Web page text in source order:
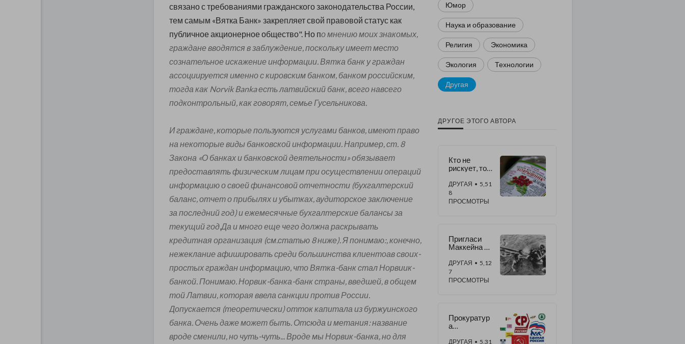
связано с требованиями гражданского законодательства России,
тем самым «Вятка Банк» закрепляет свой правовой статус как
публичное акционерное общество". Но по мнению моих знакомых,
граждане вводятся в заблуждение, поскольку имеет место
сознательное искажение информации. Вятка банк у граждан
ассоциируется именно с кировским банком, банком российским,
тогда как Norvik Banka есть латвийский банк, всего навсего
подконтрольный, как говорят, семье Гусельникова.
И граждане, которые пользуются услугами банков, имеют право
на некоторые виды банковской информации. Например, ст. 8
Закона «О банках и банковской деятельности» обязывает
предоставлять физическим лицам при осуществлении операций
информацию о своей финансовой отчетности (бухгалтерский
баланс, отчет о прибылях и убытках, аудиторское заключение
за последний год) и ежемесячные бухгалтерские балансы за
текущий год.Да и много еще чего должна раскрывать
кредитная организация (см.статью 8 ниже). Я понимаю:, конечно,
нежеклание афишировать среди большинства клиентоав своих-
простых граждан информацию, что Вятка-банк стал Норвиик-
банкой. Понимаю. Норвик-банка-банк страны, введшей, в общем
той Латвии, которая ввела санкции против России.
Допускается (теоретически) отток капитала из буржуинского
банка. Очень даже может быть. Отсюда и метания: название
вроде сменили, но чуть-чуть... Вроде мы Норвик-банка, но для
Юмор
Наука и образование
Религия Экономика
Экология Технологии
Другая
ДРУГОЕ ЭТОГО АВТОРА
Кто не
рискует, тот
боярышник
ДРУГАЯ • 5,51
8
ПРОСМОТРЫ
Пригласи
Маккейна на
ДРУГАЯ • 5,12
7
ПРОСМОТРЫ
Прокуратур
а
ь свиными
ДРУГАЯ • 5,31